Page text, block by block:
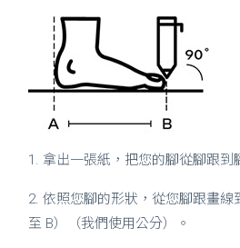
1. 拿出一張紙，把您的腳從腳跟到
2. 依照您腳的形狀，從您腳跟畫線
至 B）（我們使用公分）。